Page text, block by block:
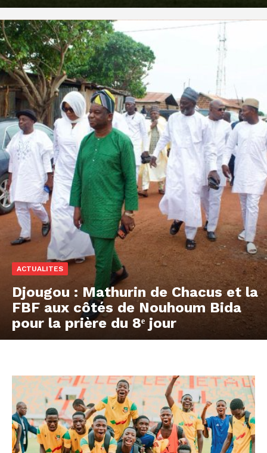
ACTUALITES
Djougou : Mathurin de Chacus et la
FBF aux côtés de Nouhoum Bida
pour la prière du 8ᵉ jour